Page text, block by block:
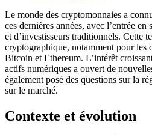
Le monde des cryptomonnaies a
ces dernières années, avec l’entrée
et d’investisseurs traditionnels. Cette
cryptographique, notamment pour les
Bitcoin et Ethereum. L’intérêt
actifs numériques a ouvert de
également posé des questions sur la
sur le marché.
Contexte et évolution